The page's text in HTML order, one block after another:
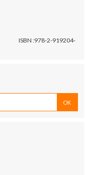
ISBN :978-2-919204-